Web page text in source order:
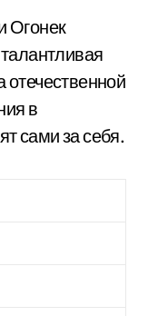
Огонек
отечественной
в
сами за себя.